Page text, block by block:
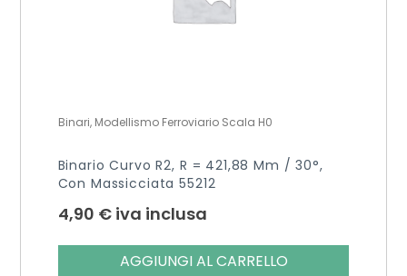
Binari, Modellismo Ferroviario Scala H0
Binario Curvo R2, R = 421,88 Mm / 30°,
Con Massicciata 55212
4,90 € iva inclusa
AGGIUNGI AL CARRELLO